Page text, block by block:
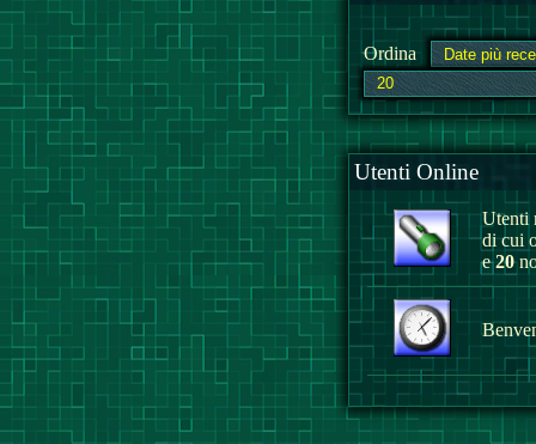
Ordina
Utenti Online
Utenti
di cui
e20